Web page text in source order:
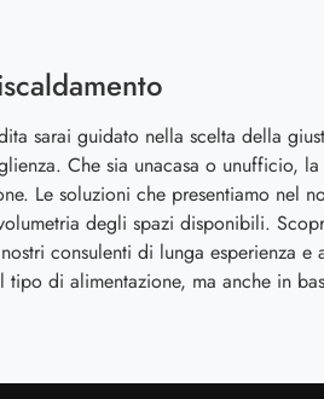
sarai guidato nella scelta della
Che sia unacasa o unufficio,
Le soluzioni che presentiamo nel
degli spazi disponibili.
consulenti di lunga esperienza
tipo di alimentazione, ma anche in